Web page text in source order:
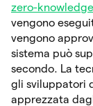
zero-
vengono
vengono
sistema può
secondo. La
gli sviluppatori
apprezzata